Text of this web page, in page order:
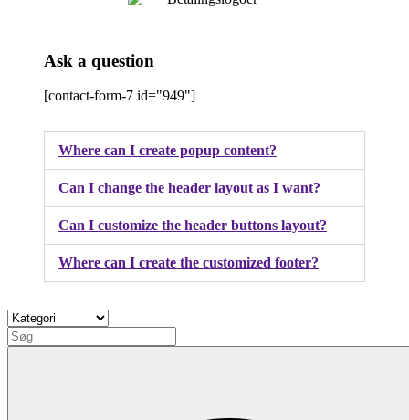
Ask a question
[contact-form-7 id="949"]
Where can I create popup content?
Can I change the header layout as I want?
Can I customize the header buttons layout?
Where can I create the customized footer?